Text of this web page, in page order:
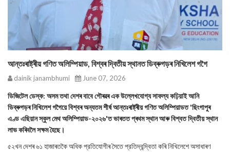
আন্তঃৰাষ্ট্ৰীয় গণিত অলিম্পিয়াড, বিশ্বৰ দ্বিতীয় স্থানত ডিব্ৰুগড়ৰ নিখিলেশ গগৈ
dainik janambhumi June 07, 2026
ডিজিটেল ডেস্ক: অসম তথা দেশৰ বাবে গৌৰৱৰ এক উল্লেখযোগ্য সাফল্য কঢ়িয়াই আনি
ডিব্ৰুগড়ৰ নিখিলেশ গগৈয়ে বিশ্বৰ অন্যতম শীর্ষ আন্তঃৰাষ্ট্ৰীয় গণিত অলিম্পিয়াডত 'ছিংগাপুৰ
এণ্ড এছিয়ান স্কুল মেথ অলিম্পিয়াড-২০২৬'ত ভাৰতত প্ৰথম স্থান আৰু বিশ্বত দ্বিতীয় স্থান
লাভ কৰিবলৈ সক্ষম হৈছে।
৫২খন দেশৰ ৬১ হাজাৰতকৈ অধিক প্রতিযোগীৰ সৈতে প্রতিদ্বন্দ্বিতা কৰি নিখিলেশে অসাধাৰণ